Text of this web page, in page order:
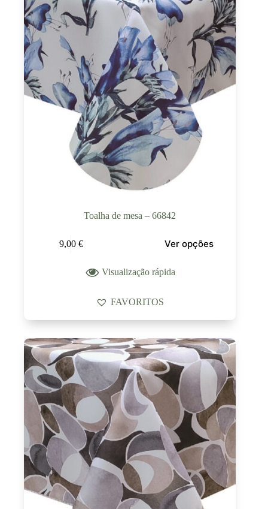
Toalha de mesa – 66842
9,00 € Ver opções
Visualização rápida
FAVORITOS